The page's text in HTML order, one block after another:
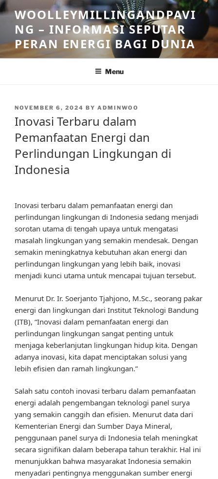
Skip
to
content
WOOLLEYMILLINGANDPAVI
NG – INFORMASI SEPUTAR
PERAN ENERGI BAGI DUNIA
Menu
POSTED
NOVEMBER 6, 2024 BY ADMINWOO
Inovasi Terbaru dalam
Pemanfaatan Energi dan
Perlindungan Lingkungan di
Indonesia
Inovasi terbaru dalam pemanfaatan energi dan
perlindungan lingkungan di Indonesia sedang menjadi
sorotan utama di tengah upaya untuk mengatasi
masalah lingkungan yang semakin mendesak. Dengan
semakin meningkatnya kebutuhan akan energi dan
perlindungan lingkungan yang lebih baik, inovasi
menjadi kunci utama untuk mencapai tujuan tersebut.
Menurut Dr. Ir. Soerjanto Tjahjono, M.Sc., seorang pakar
energi dan lingkungan dari Institut Teknologi Bandung
(ITB), “Inovasi dalam pemanfaatan energi dan
perlindungan lingkungan sangat penting untuk
menjaga keberlanjutan lingkungan hidup kita. Dengan
adanya inovasi, kita dapat menciptakan solusi yang
lebih efisien dan ramah lingkungan.”
Salah satu contoh inovasi terbaru dalam pemanfaatan
energi adalah pengembangan teknologi panel surya
yang semakin canggih dan efisien. Menurut data dari
Kementerian Energi dan Sumber Daya Mineral,
penggunaan panel surya di Indonesia telah meningkat
secara signifikan dalam beberapa tahun terakhir. Hal ini
menunjukkan bahwa masyarakat Indonesia semakin
menyadari pentingnya menggunakan sumber energi